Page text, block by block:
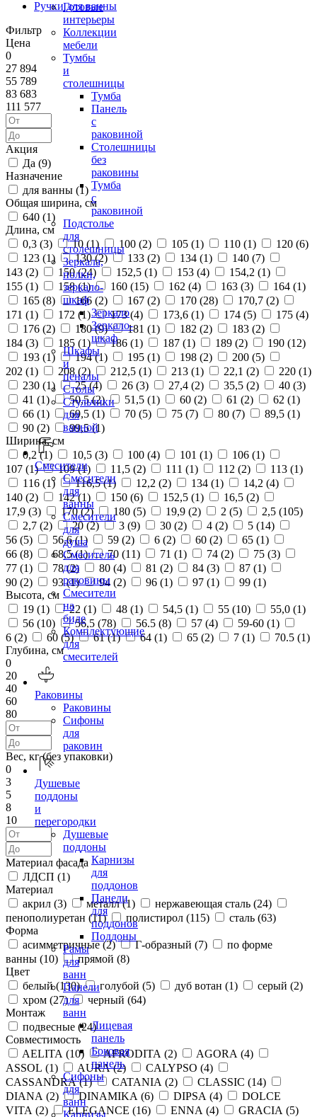
Готовые
интерьеры
Коллекции
мебели
Тумбы
и
столешницы
Тумба
Панель
с
раковиной
Столешницы
без
раковины
Тумба
с
раковиной
Подстолье
для
столешницы
Зеркала,
полки,
зеркало-
шкаф
Зеркало
Зеркало-
шкаф
Шкафы
и
пеналы
Столы
Стульчики
для
ванной
Смесители
Смесители
для
ванны
Смесители
для
душа
Смеситель
для
раковины
Смесители
на
биде
Комплектующие
для
смесителей
Раковины
Раковины
Сифоны
для
раковин
Душевые
поддоны
и
перегородки
Душевые
поддоны
Карнизы
для
поддонов
Панели
для
поддонов
Поддоны
Рамы
для
ванн
Панели
для
ванн
Лицевая
панель
Боковая
панель
Сифоны
для
ванн
Ручки для ванны
Фильтр
Цена
0
27 894
55 789
83 683
111 577
Акция
Да (9)
Назначение
для ванны (1)
Общая ширина, см
640 (1)
Длина, см
0,3 (3) 10 (1) 100 (2) 105 (1) 110 (1) 120 (6)
123 (1) 130 (2) 133 (2) 134 (1) 140 (7)
143 (2) 150 (24) 152,5 (1) 153 (4) 154,2 (1)
155 (1) 158 (1) 160 (15) 162 (4) 163 (3) 164 (1)
165 (8) 166 (2) 167 (2) 170 (28) 170,7 (2)
171 (1) 172 (1) 173 (4) 173,6 (1) 174 (5) 175 (4)
176 (2) 180 (9) 181 (1) 182 (2) 183 (2)
184 (3) 185 (1) 186 (1) 187 (1) 189 (2) 190 (12)
193 (1) 194 (1) 195 (1) 198 (2) 200 (5)
202 (1) 208 (2) 212,5 (1) 213 (1) 22,1 (2) 220 (1)
230 (1) 25 (4) 26 (3) 27,4 (2) 35,5 (2) 40 (3)
41 (1) 50,5 (2) 51,5 (1) 60 (2) 61 (2) 62 (1)
66 (1) 69,5 (1) 70 (5) 75 (7) 80 (7) 89,5 (1)
90 (2) 99,5 (1)
Ширина, см
0,2 (1) 10,5 (3) 100 (4) 101 (1) 106 (1)
107 (1) 109 (1) 11,5 (2) 111 (1) 112 (2) 113 (1)
116 (1) 116,5 (1) 12,2 (2) 134 (1) 14,2 (4)
140 (2) 142 (1) 150 (6) 152,5 (1) 16,5 (2)
17,9 (3) 170 (2) 180 (5) 19,9 (2) 2 (5) 2,5 (105)
2,7 (2) 20 (2) 3 (9) 30 (2) 4 (2) 5 (14)
56 (5) 56,6 (1) 59 (2) 6 (2) 60 (2) 65 (1)
66 (8) 68,5 (1) 70 (11) 71 (1) 74 (2) 75 (3)
77 (1) 78 (2) 80 (4) 81 (2) 84 (3) 87 (1)
90 (2) 93 (1) 94 (2) 96 (1) 97 (1) 99 (1)
Высота, см
19 (1) 22 (1) 48 (1) 54,5 (1) 55 (10) 55,0 (1)
56 (10) 56,5 (78) 56.5 (8) 57 (4) 59-60 (1)
6 (2) 60 (5) 61 (1) 64 (1) 65 (2) 7 (1) 70.5 (1)
Глубина, см
0
20
40
60
80
Вес, кг (без упаковки)
0
3
5
8
10
Материал фасада
ЛДСП (1)
Материал
акрил (3) металл (1) нержавеющая сталь (24)
пенополиуретан (11) полистирол (115) сталь (63)
Форма
асимметричные (2) Г-образный (7)
по форме
ванны (10) прямой (8)
Цвет
белый (130) голубой (5) дуб вотан (1) серый (2)
хром (27) черный (64)
Монтаж
подвесные (24)
Совместимость
AELITA (10) AFRODITA (2) AGORA (4)
ASSOL (1) AURA (2) CALYPSO (4)
CASSANDRA (1) CATANIA (2) CLASSIC (14)
DIANA (2) DINAMIKA (6) DIPSA (4)
DOLCE
VITA (2) ELEGANCE (16) ENNA (4) GRACIA (5)